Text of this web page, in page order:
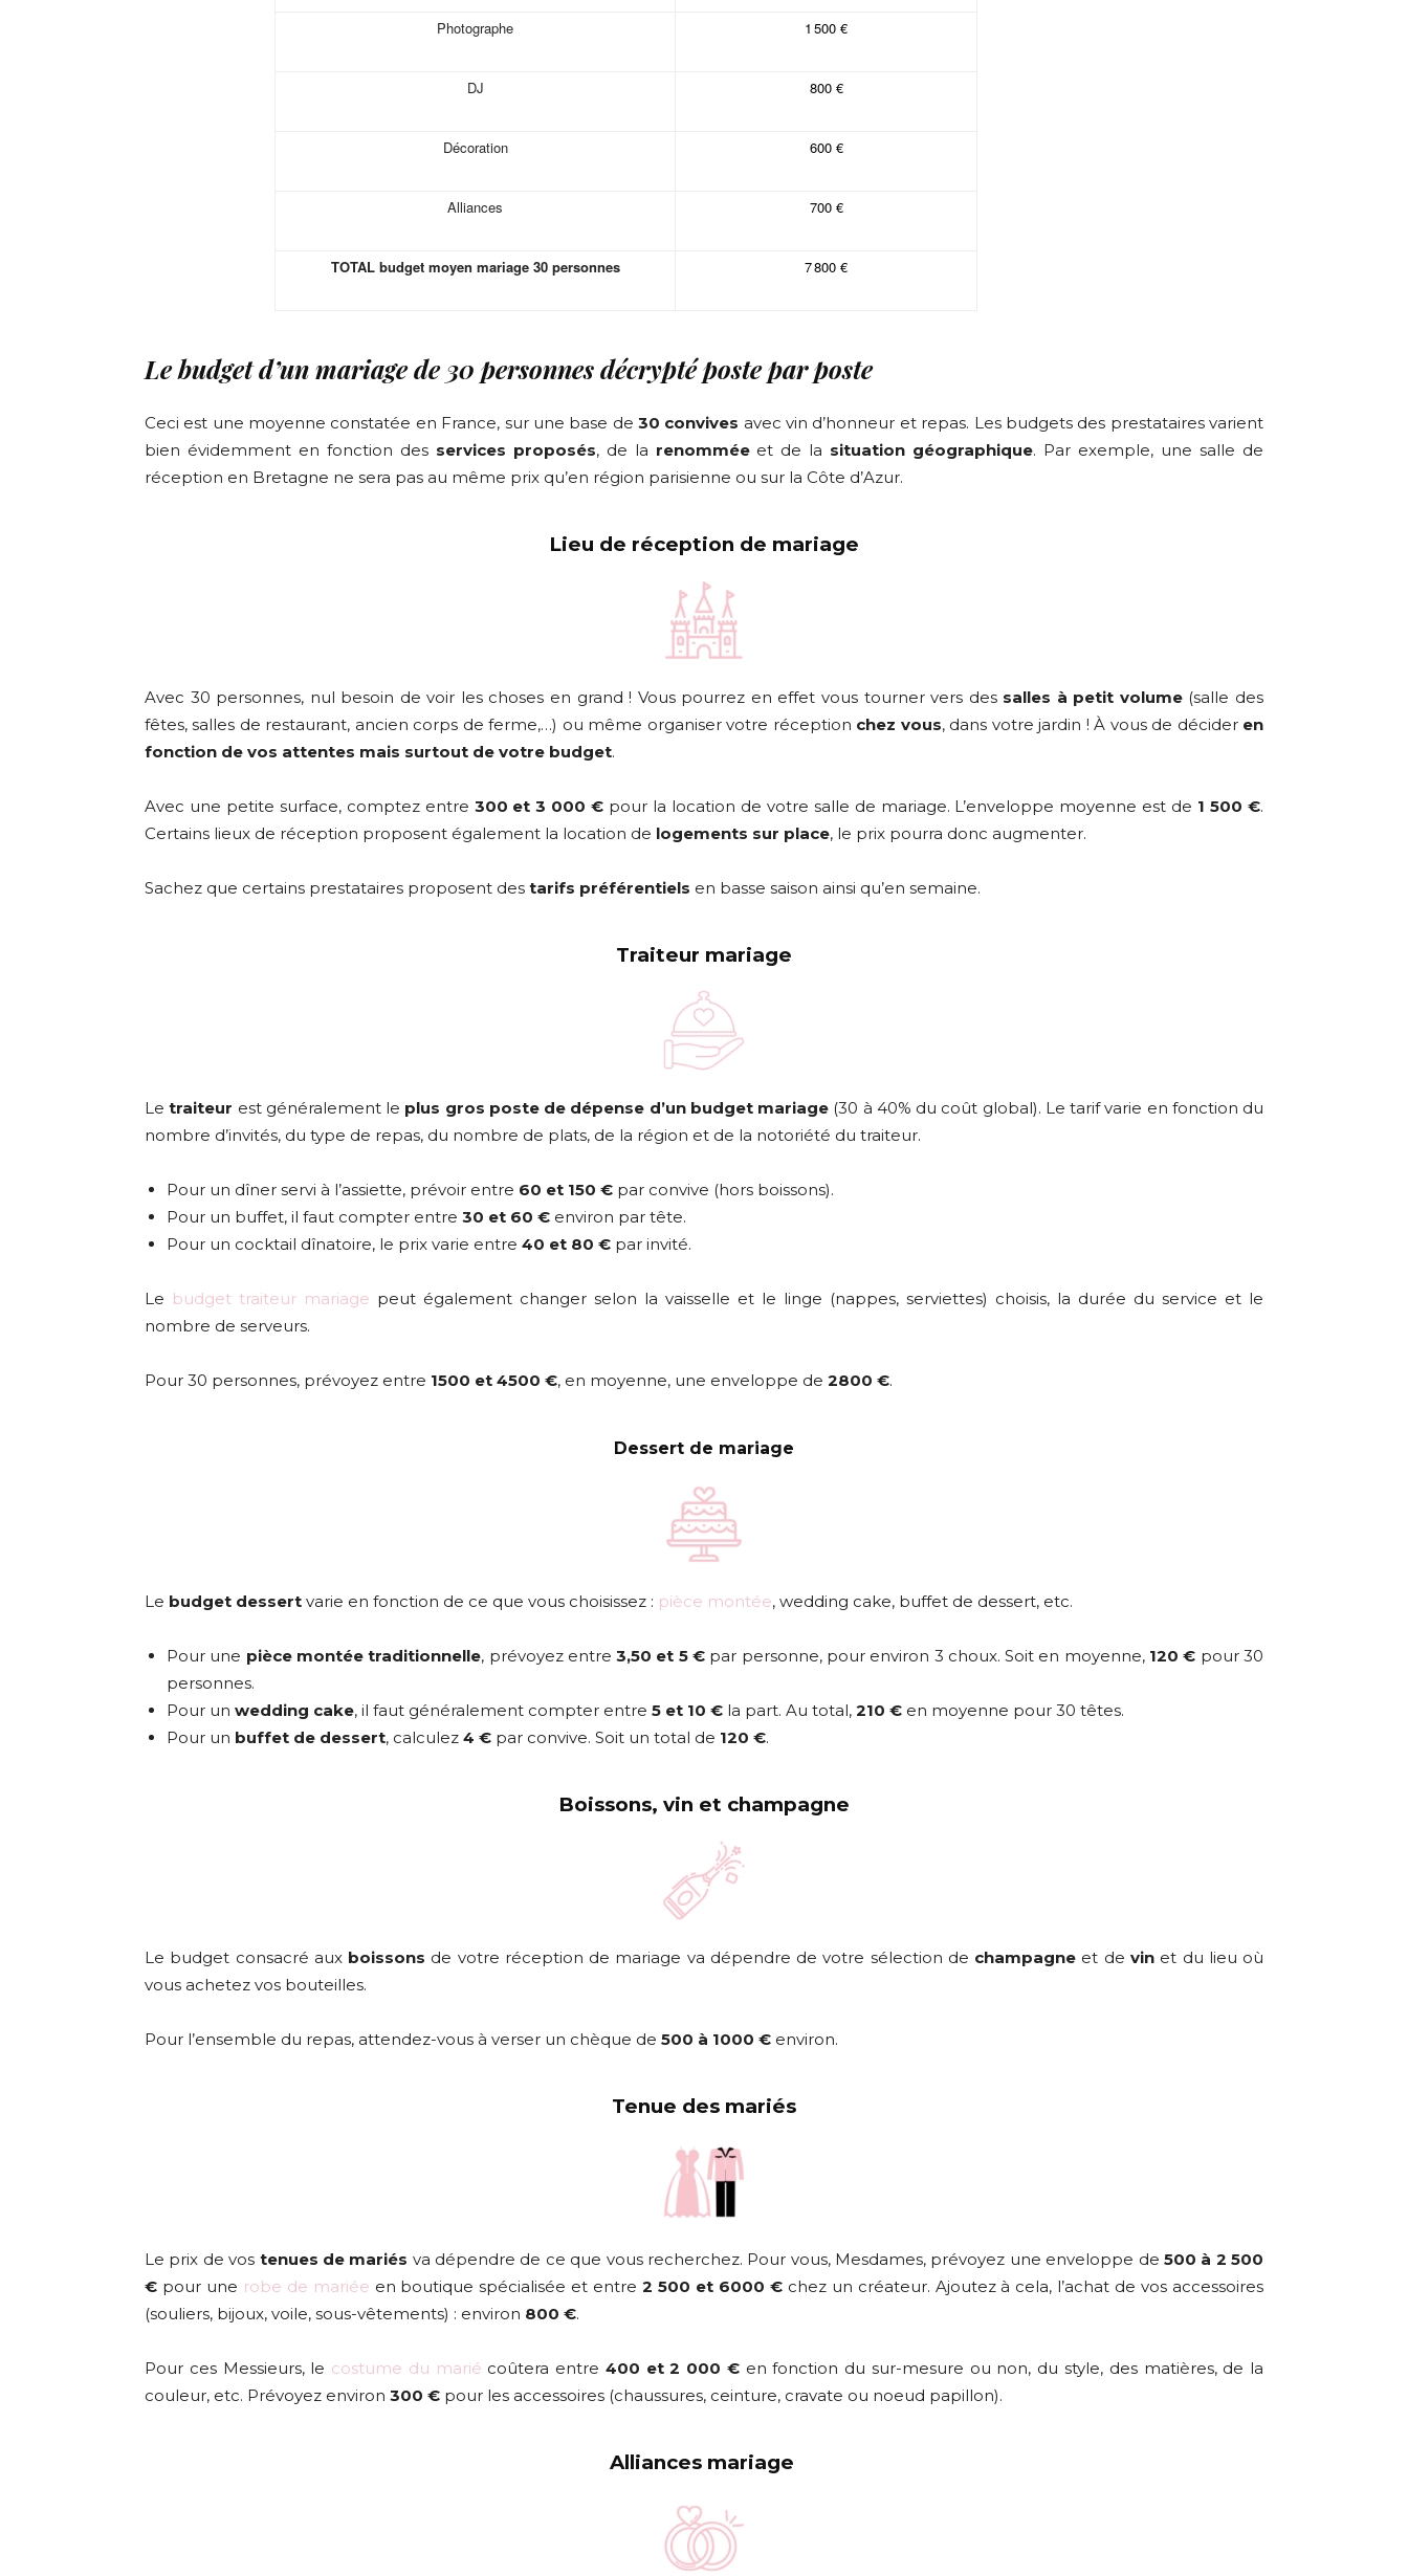
Photographe 1 500 €
DJ 800 €
Décoration 600 €
Alliances 700 €
TOTAL budget moyen mariage 30 personnes 7 800 €
Le budget d’un mariage de 30 personnes décrypté poste par poste
Ceci est une moyenne constatée en France, sur une base de 30 convives avec vin d’honneur et repas. Les budgets des prestataires varient
bien évidemment en fonction des services proposés, de la renomméeet de la situation géographique. Par exemple, une salle de
réception en Bretagne ne sera pas au même prix qu’en région parisienne ou sur la Côte d’Azur.
Lieu de réception de mariage
Avec 30 personnes, nul besoin de voir les choses en grand ! Vous pourrez en effet vous tourner vers des salles à petit volume(salle des
fêtes, salles de restaurant, ancien corps de ferme,…) ou même organiser votre réception chez vous, dans votre jardin ! À vous de décider en
fonction de vos attentes mais surtout de votre budget.
Avec une petite surface, comptez entre 300 et 3 000 € pour la location de votre salle de mariage. L’enveloppe moyenne est de 1 500 €.
Certains lieux de réception proposent également la location de logements sur place, le prix pourra donc augmenter.
Sachez que certains prestataires proposent des tarifs préférentiels en basse saison ainsi qu’en semaine.
Traiteur mariage
Letraiteur est généralement le plus gros poste de dépense d’un budget mariage (30 à 40% du coût global). Le tarif varie en fonction du
nombre d’invités, du type de repas, du nombre de plats, de la région et de la notoriété du traiteur.
Pour un dîner servi à l’assiette, prévoir entre 60 et 150 € par convive (hors boissons).
Pour un buffet, il faut compter entre 30 et 60 € environ par tête.
Pour un cocktail dînatoire, le prix varie entre 40 et 80 € par invité.
Le budget traiteur mariage peut également changer selon la vaisselle et le linge (nappes, serviettes) choisis, la durée du service et le
nombre de serveurs.
Pour 30 personnes, prévoyez entre 1500 et 4500 €, en moyenne, une enveloppe de 2800 €.
Dessert de mariage
Le budget dessert varie en fonction de ce que vous choisissez : pièce montée, wedding cake, buffet de dessert, etc.
Pour une pièce montée traditionnelle, prévoyez entre3,50 et 5 € par personne, pour environ 3 choux. Soit en moyenne, 120 € pour 30
personnes.
Pour un wedding cake, il faut généralement compter entre 5 et 10 € la part. Au total, 210 € en moyenne pour 30 têtes.
Pour un buffet de dessert, calculez 4 € par convive. Soit un total de 120 €.
Boissons, vin et champagne
Le budget consacré aux boissons de votre réception de mariage va dépendre de votre sélection de champagne et de vinet du lieu où
vous achetez vos bouteilles.
Pour l’ensemble du repas, attendez-vous à verser un chèque de 500 à 1000 € environ.
Tenue des mariés
Le prix de vos tenues de mariés va dépendre de ce que vous recherchez. Pour vous, Mesdames, prévoyez une enveloppe de 500 à 2 500
€ pour une robe de mariée en boutique spécialisée et entre2 500 et 6000 €chez un créateur. Ajoutez à cela, l’achat de vos accessoires
(souliers, bijoux, voile, sous-vêtements) : environ 800 €.
Pour ces Messieurs, le costume du marié coûtera entre 400 et 2 000 €en fonction du sur-mesure ou non, du style, des matières, de la
couleur, etc. Prévoyez environ 300 € pour les accessoires (chaussures, ceinture, cravate ou noeud papillon).
Alliances mariage